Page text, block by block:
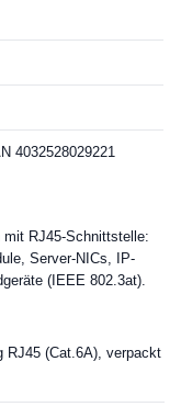
4032528029221
RJ45-Schnittstelle:
Server-NICs, IP-
(IEEE 802.3at).
RJ45 (Cat.6A), verpackt